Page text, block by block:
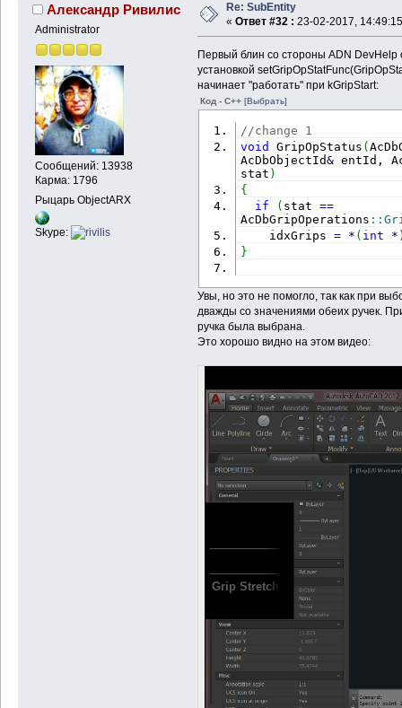
Александр Ривилис
Administrator
Сообщений: 13938
Карма: 1796
Рыцарь ObjectARX
Skype:
Re: SubEntity
« Ответ #32 : 23-02-2017,
Первый блин со стороны ADN DevHelp
установкой
начинает "работать" при kGripStart:
Код - C++ [Выбрать]
//change 1
void
GripOpStatus (
AcDbObjectId& entId,
stat )
{
if
( stat ==
AcDbGripOperations ::
idxGrips = * ( int *
}
Увы, но это не помогло, так как при
дважды со значениями обеих ручек.
ручка была выбрана.
Это хорошо видно на этом видео: